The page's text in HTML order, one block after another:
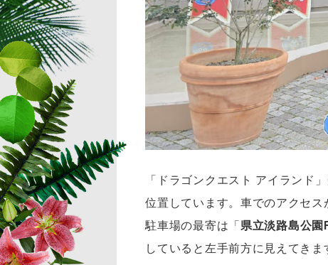
「ドラゴンクエスト アイランド
位置しています。車でのアクセ
駐車場の最寄は「県立淡路島公園
していると左手前方に見えてきま